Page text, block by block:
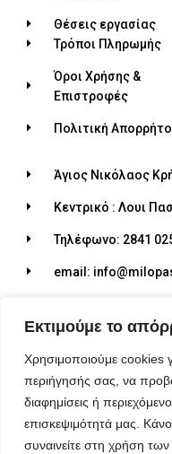
Εκτιμούμε το
Χρησιμοποιούμε cookies
περιήγησής σας, να
διαφημίσεις ή
επισκεψιμότητά μας.
συναινείτε στη χρήση
Θέσεις εργασίας
Τρόποι Πληρωμής
Όροι Χρήσης &
Επιστροφές
Πολιτική
Άγιος Νικόλαος
Κεντρικό : Λουι
Τηλέφωνο: 2841
email:
© 2026